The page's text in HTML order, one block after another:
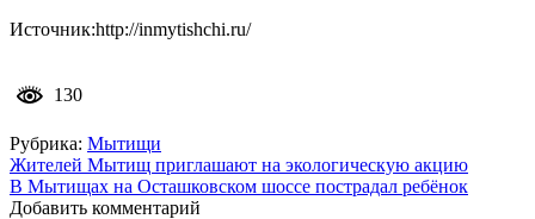
Источник:http://inmytishchi.ru/
130
Рубрика: Мытищи
Навигация
по
Жителей Мытищ приглашают на экологическую акцию
В Мытищах на Осташковском шоссе пострадал ребёнок
Добавить комментарий